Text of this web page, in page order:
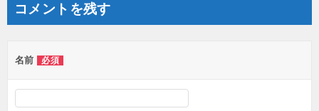
コメントを残す
名前 必須